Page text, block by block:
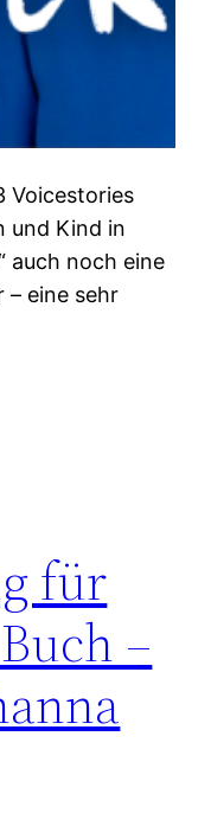
Voicestories
und Kind in
auch noch eine
– eine sehr
für
–